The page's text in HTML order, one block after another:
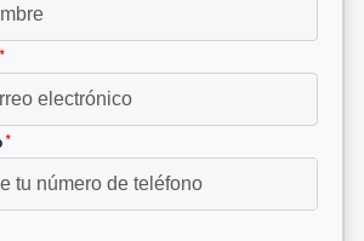
*
*